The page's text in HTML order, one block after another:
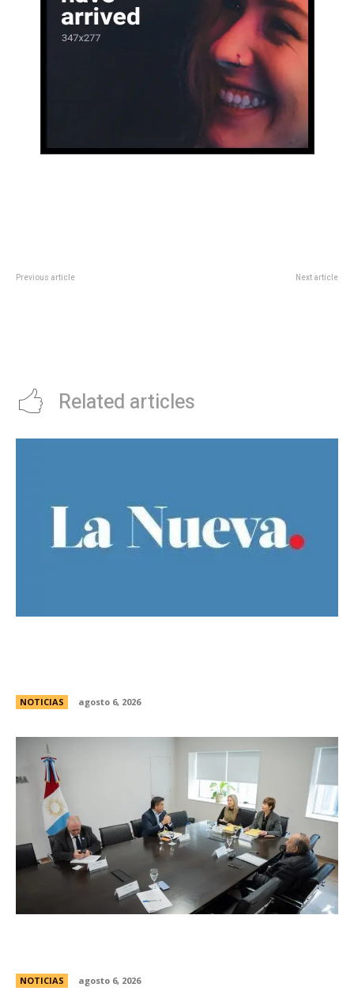
Previous article Next article
Related articles
NOTICIAS agosto 6, 2026
NOTICIAS agosto 6, 2026